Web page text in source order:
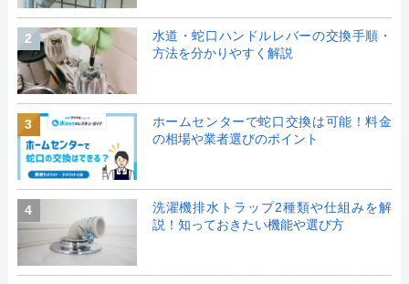
2
水道・蛇口ハンドルレバーの交換手順・
方法を分かりやすく解説
3
ホームセンターで蛇口交換は可能！料金
の相場や業者選びのポイント
4
洗濯機排水トラップ2種類や仕組みを解
説！知っておきたい機能や選び方